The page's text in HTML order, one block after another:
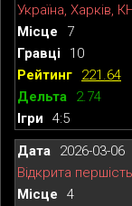
Україна, Харків,
7
10
221.64
2.74
4:5
2026-03-06
Відкрита
4